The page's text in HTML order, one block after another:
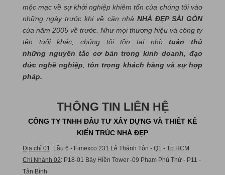
mộc mạc về sự khởi nghiệp khiêm tốn của chúng tôi vào
những ngày trước khi về căn nhà NHÀ ĐẸP SÀI GÒN
của năm 2005 về trước. Như mọi thương hiệu và công ty
tên tuổi khác, chúng tôi tồn tại nhờtuân thủ
những nguyên tắc cơ bản trong kinh doanh, đạo
đức nghề nghiệp ,tôn trọng khách hàng và sự hợp
pháp.
THÔNG TIN LIÊN HỆ
CÔNG TY TNHH ĐẦU TƯ XÂY DỰNG VÀ THIẾT KẾ
KIẾN TRÚC NHÀ ĐẸP
Địa chỉ 01 : Lầu 6 - Fimexco 231 Lê Thánh Tôn - Q1 - Tp.HCM
Chi Nhánh 02: P18-01 Bảy Hiền Tower -09 Phạm Phú Thứ - P11 -
Tân Bình